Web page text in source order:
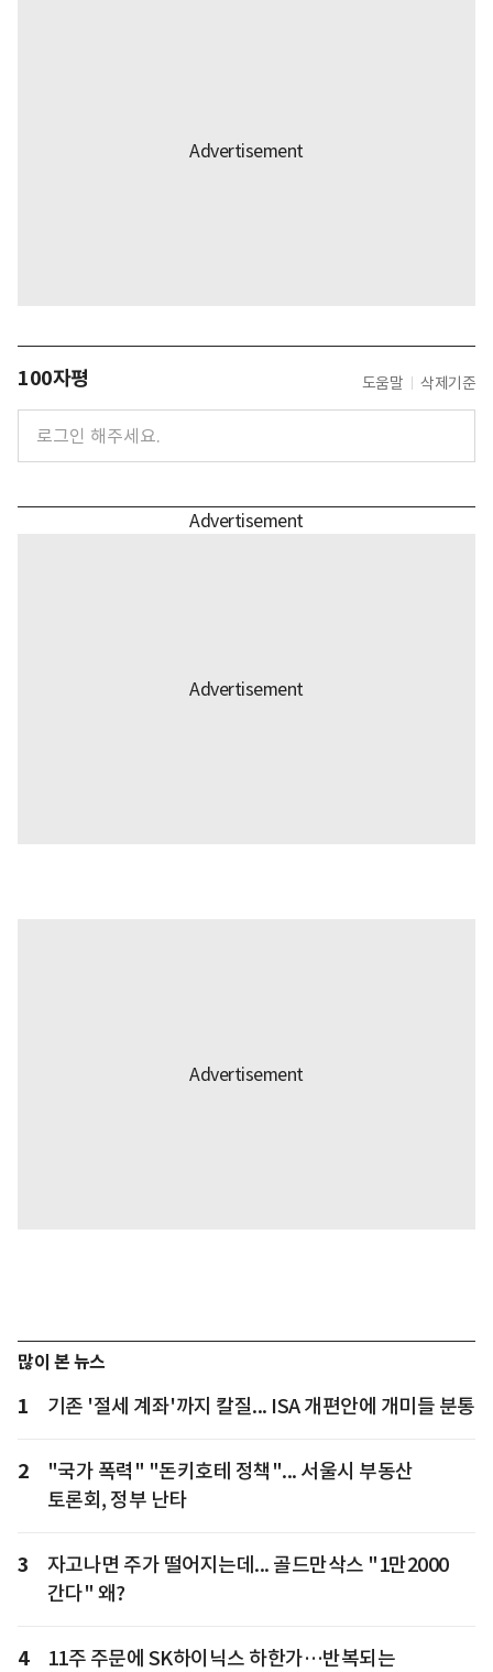
100자평 도움말 삭제기준
많이 본 뉴스
1 기존 '절세 계좌'까지 칼질... ISA 개편안에 개미들 분통
2
"국가 폭력" "돈키호테 정책"... 서울시 부동산
토론회, 정부 난타
3
자고나면 주가 떨어지는데... 골드만삭스 "1만2000
간다" 왜?
4
11주 주문에 SK하이닉스 하한가…반복되는